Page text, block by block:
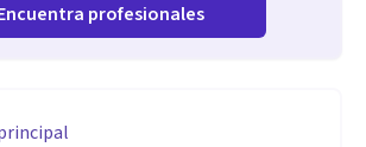
profesionales